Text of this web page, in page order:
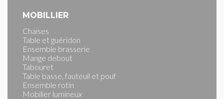
MOBILLIER
Chaises
Table et guéridon
Ensemble brasserie
Mange debout
Tabouret
Table basse, fauteuil et pouf
Ensemble rotin
Mobilier lumineux